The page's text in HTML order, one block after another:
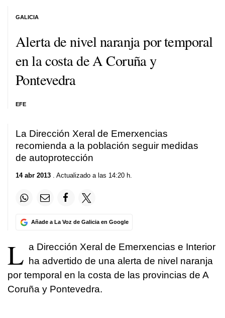
Alerta de nivel naranja por temporal
en la costa de A Coruña y
Pontevedra
EFE
GALICIA
La Dirección Xeral de Emerxencias
recomienda a la población seguir medidas
de autoprotección
14 abr 2013 . Actualizado a las 14:20 h.
Añade a La Voz de Galicia en Google
L a Dirección Xeral de Emerxencias e Interior
ha advertido de una alerta de nivel naranja
por temporal en la costa de las provincias de A
Coruña y Pontevedra.